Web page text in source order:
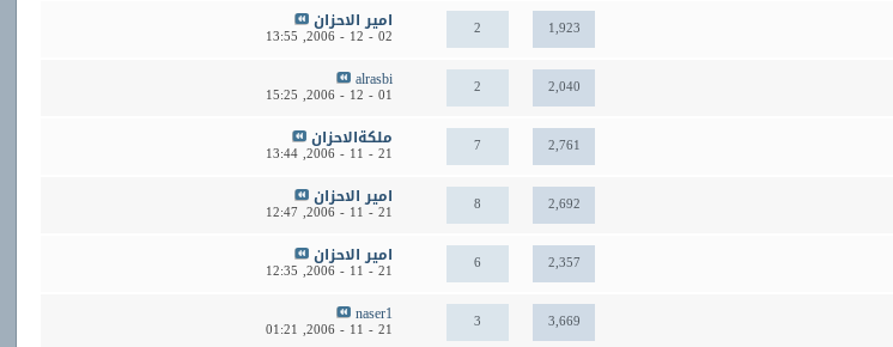
2 1,923 امير الاحزان
02 - 12 - 2006,
13:55
2 2,040
alrasbi
01 - 12 - 2006,
15:25
7 2,761 ملكةالاحزان
21 - 11 - 2006,
13:44
8 2,692 امير الاحزان
21 - 11 - 2006,
12:47
6 2,357 امير الاحزان
21 - 11 - 2006,
12:35
3 3,669
naser1
21 - 11 - 2006,
01:21